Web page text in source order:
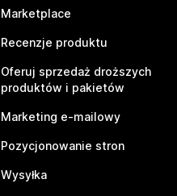
Marketplace
Recenzje produktu
Oferuj sprzedaż droższych
produktów i pakietów
Marketing e-mailowy
Pozycjonowanie stron
Wysyłka